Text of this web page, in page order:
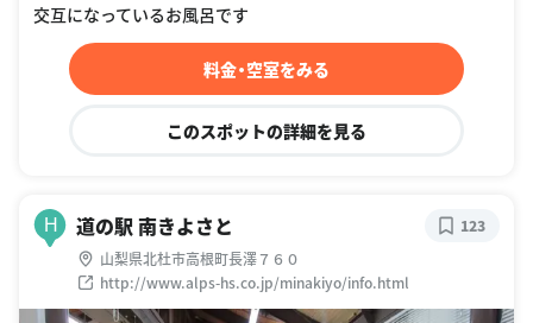
交互になっているお風呂です
料金・空室をみる
このスポットの詳細を見る
H 道の駅 南きよさと
山梨県北杜市高根町長澤７６０
http://www.alps-hs.co.jp/minakiyo/info.html
123